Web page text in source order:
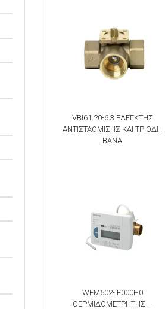
VBI61.20-6.3 ΕΛΕΓΚΤΗΣ
ΑΝΤΙΣΤΑΘΜΙΣΗΣ KAI ΤΡΙΟΔΗ
ΒΑΝΑ
WFM502- E000H0
ΘΕΡΜΙΔΟΜΕΤΡΗΤΗΣ –